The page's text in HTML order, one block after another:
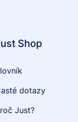
Shop
dotazy
Just?